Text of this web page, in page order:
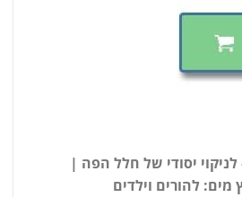
יסודי של חלל הפה |
להורים וילדים